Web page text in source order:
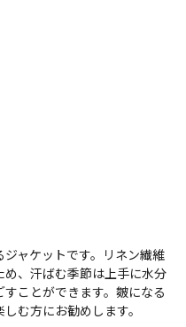
ャケットです。リネン繊維
、汗ばむ季節は上手に水分
ことができます。皴になる
む方にお勧めします。